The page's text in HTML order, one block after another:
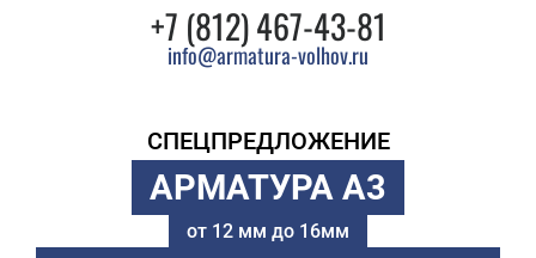
+7 (812) 467-43-81
info@armatura-volhov.ru
СПЕЦПРЕДЛОЖЕНИЕ
АРМАТУРА А3
от 12 мм до 16мм